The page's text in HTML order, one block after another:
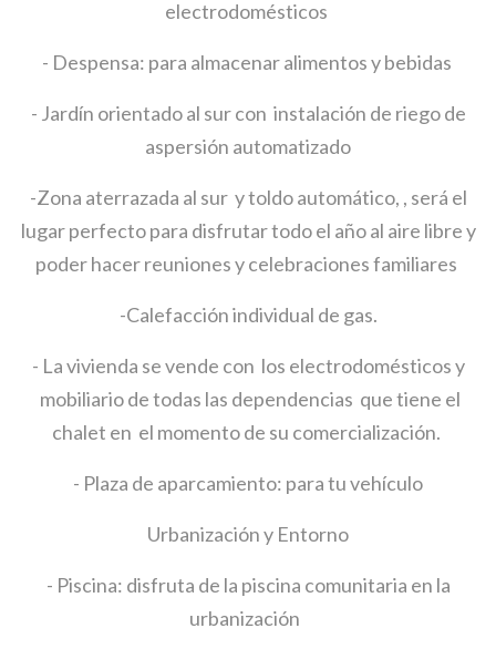
electrodomésticos
- Despensa: para almacenar alimentos y bebidas
- Jardín orientado al sur con instalación de riego de
aspersión automatizado
-Zona aterrazada al sur y toldo automático, , será el
lugar perfecto para disfrutar todo el año al aire libre y
poder hacer reuniones y celebraciones familiares
-Calefacción individual de gas.
- La vivienda se vende con los electrodomésticos y
mobiliario de todas las dependencias que tiene el
chalet en el momento de su comercialización.
- Plaza de aparcamiento: para tu vehículo
Urbanización y Entorno
- Piscina: disfruta de la piscina comunitaria en la
urbanización